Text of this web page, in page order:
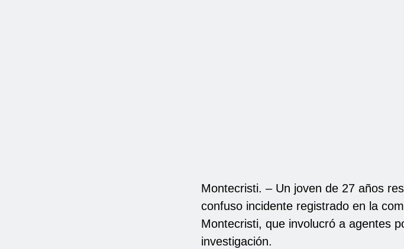
Montecristi. – Un joven de 27 años
confuso incidente registrado en la
Montecristi, que involucró a agentes
investigación.